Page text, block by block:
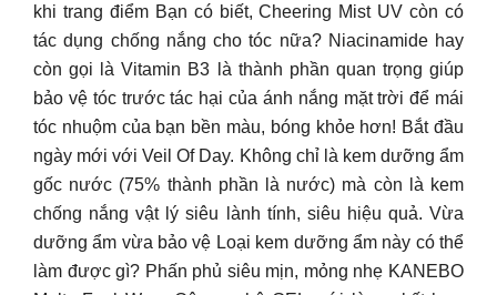
khi trang điểm Bạn có biết, Cheering Mist UV còn có
tác dụng chống nắng cho tóc nữa? Niacinamide hay
còn gọi là Vitamin B3 là thành phần quan trọng giúp
bảo vệ tóc trước tác hại của ánh nắng mặt trời để mái
tóc nhuộm của bạn bền màu, bóng khỏe hơn! Bắt đầu
ngày mới với Veil Of Day. Không chỉ là kem dưỡng ẩm
gốc nước (75% thành phần là nước) mà còn là kem
chống nắng vật lý siêu lành tính, siêu hiệu quả. Vừa
dưỡng ẩm vừa bảo vệ Loại kem dưỡng ẩm này có thể
làm được gì? Phấn phủ siêu mịn, mỏng nhẹ KANEBO